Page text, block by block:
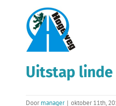
Uitstap linde
Doormanager | oktober 11th,